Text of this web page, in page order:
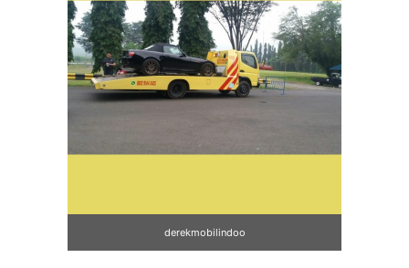
derekmobilindoo